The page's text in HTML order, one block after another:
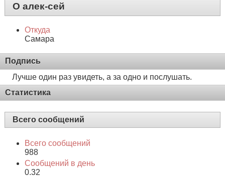
О алек-сей
Откуда
Самара
Подпись
Лучше один раз увидеть, а за одно и послушать.
Статистика
Всего сообщений
Всего сообщений
988
Сообщений в день
0.32